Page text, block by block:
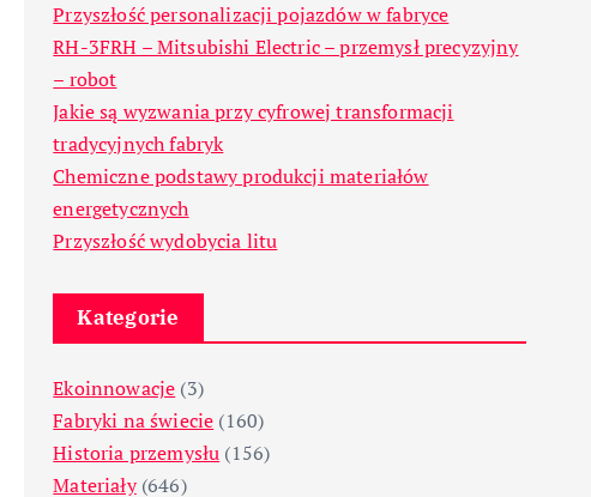
Przyszłość personalizacji pojazdów w fabryce
RH-3FRH – Mitsubishi Electric – przemysł precyzyjny
– robot
Jakie są wyzwania przy cyfrowej transformacji
tradycyjnych fabryk
Chemiczne podstawy produkcji materiałów
energetycznych
Przyszłość wydobycia litu
Kategorie
Ekoinnowacje (3)
Fabryki na świecie (160)
Historia przemysłu (156)
Materiały(646)